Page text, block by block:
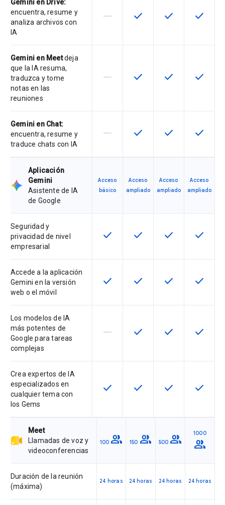
Gemini en Drive:
encuentra, resume y
analiza archivos con
IA
Esta función no es compatible con
horizontal_rule Esta función está
check Esta función
check Esta
check
Gemini en Meetdeja
que la IA resuma,
traduzca y tome
notas en las
reuniones
Esta función no es compatible con
horizontal_rule Esta función está
check Esta función
check Esta
check
Gemini en Chat:
encuentra, resume y
traduce chats con IA
Esta función no es compatible con
horizontal_rule Esta función está
check Esta función
check Esta
check
Aplicación
Gemini
Asistente de IA
de Google
Acceso
básico
Acceso
ampliado
Acceso
ampliado
Acceso
ampliado
Seguridad y
privacidad de nivel
empresarial
Esta función está disponible para
check Esta función está
check Esta función
check Esta
check
Accede a la aplicación
Gemini en la versión
web o el móvil
Esta función está disponible para
check Esta función está
check Esta función
check Esta
check
Los modelos de IA
más potentes de
Google para tareas
complejas
Esta función no es compatible con
horizontal_rule Esta función está
check Esta función
check Esta
check
Crea expertos de IA
especializados en
cualquier tema con
los Gems
Esta función está disponible para
check Esta función está
check Esta función
check Esta
check
Meet
Llamadas de voz y
videoconferencias
100 group 150 group 500 group 1000
group
Duración de la reunión
(máxima)
24 horas 24 horas 24 horas 24 horas